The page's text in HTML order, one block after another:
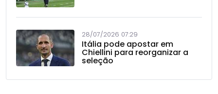
28/07/2026 07:29
Itália pode apostar em
Chiellini para reorganizar a
seleção